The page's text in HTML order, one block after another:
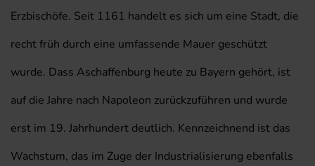
Erzbischöfe. Seit 1161 handelt es sich um eine Stadt, die
recht früh durch eine umfassende Mauer geschützt
wurde. Dass Aschaffenburg heute zu Bayern gehört, ist
auf die Jahre nach Napoleon zurückzuführen und wurde
erst im 19. Jahrhundert deutlich. Kennzeichnend ist das
Wachstum, das im Zuge der Industrialisierung ebenfalls